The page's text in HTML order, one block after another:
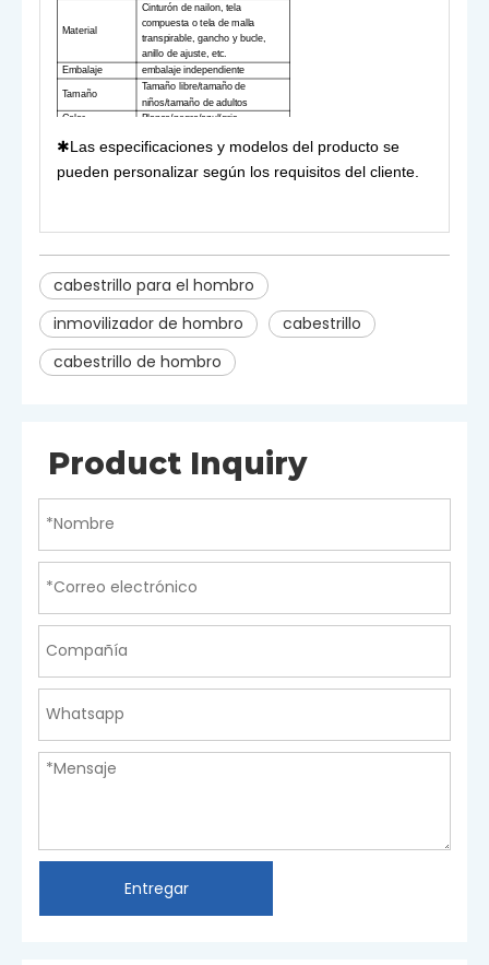
Material
Cinturón de nailon, tela
compuesta o tela de malla
transpirable, gancho y bucle,
anillo de ajuste, etc.
Embalaje embalaje independiente
Tamaño
Tamaño libre/tamaño de
niños/tamaño de adultos
Color
Blanco/negro/azul/gris
Uso
luxación de codo, fractura de
húmero, fractura de húmero, etc.
✱Las especificaciones y modelos del producto se
pueden personalizar según los requisitos del cliente.
cabestrillo para el hombro
inmovilizador de hombro
cabestrillo
cabestrillo de hombro
Product Inquiry
Entregar